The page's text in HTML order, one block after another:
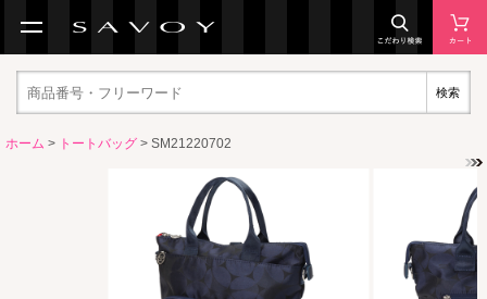
検索
ホーム > トートバッグ > SM21220702